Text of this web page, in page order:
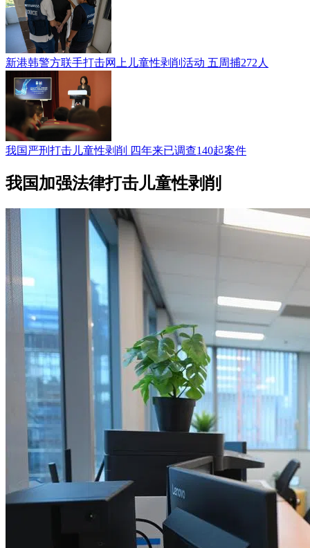
新港韩警方联手打击网上儿童性剥削活动 五周捕272人
我国严刑打击儿童性剥削 四年来已调查140起案件
我国加强法律打击儿童性剥削